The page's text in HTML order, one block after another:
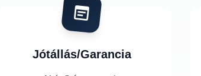
Jótállás/Garancia